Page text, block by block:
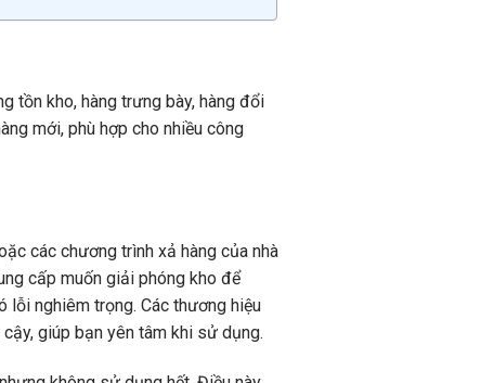
tồn kho, hàng trưng bày, hàng đổi
mới, phù hợp cho nhiều công
các chương trình xả hàng của nhà
cấp muốn giải phóng kho để
nghiêm trọng. Các thương hiệu
giúp bạn yên tâm khi sử dụng.